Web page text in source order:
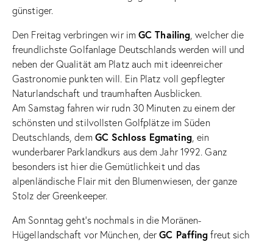
günstiger.
Den Freitag verbringen wir im GC Thailing , welcher die
freundlichste Golfanlage Deutschlands werden will und
neben der Qualität am Platz auch mit ideenreicher
Gastronomie punkten will. Ein Platz voll gepflegter
Naturlandschaft und traumhaften Ausblicken.
Am Samstag fahren wir rudn 30 Minuten zu einem der
schönsten und stilvollsten Golfplätze im Süden
Deutschlands, dem GC Schloss Egmating, ein
wunderbarer Parklandkurs aus dem Jahr 1992. Ganz
besonders ist hier die Gemütlichkeit und das
alpenländische Flair mit den Blumenwiesen, der ganze
Stolz der Greenkeeper.
Am Sonntag geht’s nochmals in die Moränen-
Hügellandschaft vor München, derGC Paffing freut sich